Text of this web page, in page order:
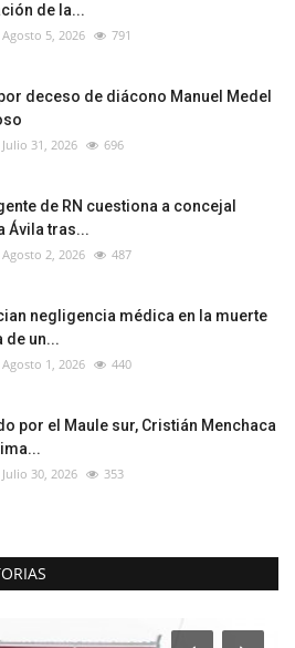
de la...
Agosto 5, 2026 791
deceso de diácono Manuel Medel
Julio 31, 2026 696
de RN cuestiona a concejal
Ávila tras...
Agosto 2, 2026 487
negligencia médica en la muerte
de un...
Agosto 1, 2026 440
por el Maule sur, Cristián Menchaca
Julio 30, 2026 353